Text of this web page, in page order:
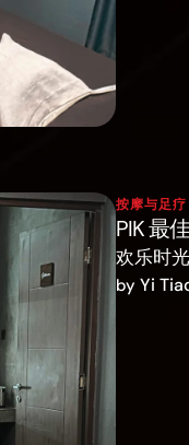
按摩与足疗
PIK 最
欢乐时
by Yi